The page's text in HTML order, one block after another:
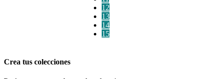
12
13
14
15
Crea tus colecciones